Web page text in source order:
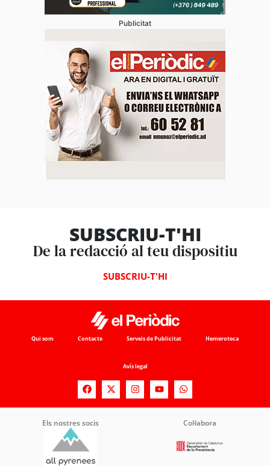
Publicitat
SUBSCRIU-T'HI
De la redacció al teu dispositiu
SUBSCRIU-T'HI
Qui som Contacte Serveis de Publicitat Hemeroteca
Avís legal
Els nostres socis Col·labora